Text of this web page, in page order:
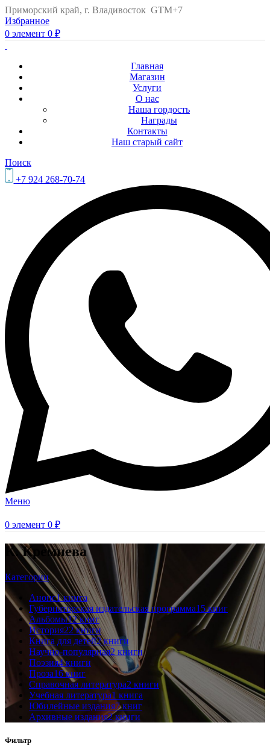
Приморский край, г. Владивосток GTM+7
Избранное
0 элемент 0 ₽
Главная
Магазин
Услуги
О нас
Наша гордость
Награды
Контакты
Наш старый сайт
Поиск
+7 924 268-70-74
Меню
0 элемент 0 ₽
К. Кремнева
Категории
Анонс1 книга
Губернаторская издательская программа15 книг
Альбомы12 книг
История22 книги
Книга для детей2 книги
Научно-популярная2 книги
Поэзия4 книги
Проза16 книг
Справочная литература2 книги
Учебная литература1 книга
Юбилейные издания7 книг
Архивные издания2 книги
Фильтр